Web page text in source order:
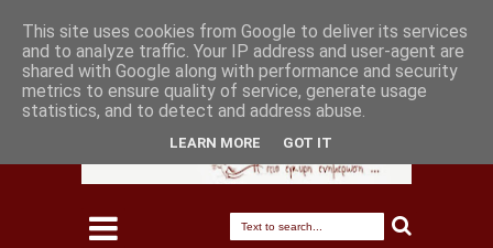
This site uses cookies from Google to deliver its services
and to analyze traffic. Your IP address and user-agent are
shared with Google along with performance and security
metrics to ensure quality of service, generate usage
statistics, and to detect and address abuse.
LEARN MORE GOT IT